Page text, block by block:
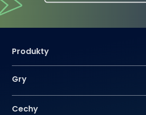
Produkty
Gry
Cechy